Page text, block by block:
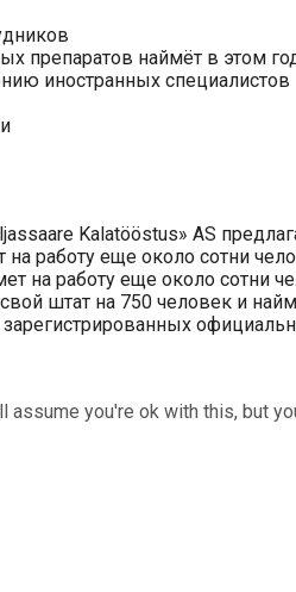
препаратов наймёт в этом
иностранных специалистов
Kalatööstus» AS
работу еще около сотни
на работу еще около сотни
штат на 750 человек и
зарегистрированных
you're ok with this, but